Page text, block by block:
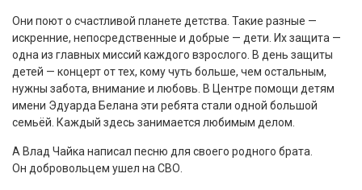
Они поют о счастливой планете детства. Такие разные —
искренние, непосредственные и добрые — дети. Их защита —
одна из главных миссий каждого взрослого. В день защиты
детей — концерт от тех, кому чуть больше, чем остальным,
нужны забота, внимание и любовь. В Центре помощи детям
имени Эдуарда Белана эти ребята стали одной большой
семьёй. Каждый здесь занимается любимым делом.
А Влад Чайка написал песню для своего родного брата.
Он добровольцем ушел на СВО.